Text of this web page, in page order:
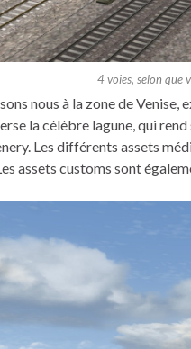
4 voies, selon que
nous à la zone de
la célèbre lagune, qui
Les différents assets
assets customs sont